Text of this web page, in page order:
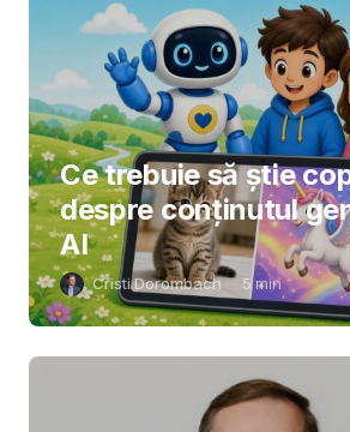
Ce trebuie să știe
despre conținutul
AI
Cristi Dorombach 5 min